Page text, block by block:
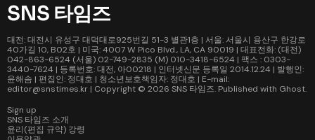
SNS 타임즈
대전: 대전시 유성구 대덕대로925번길 51-3 별관1층 | 서울: 서울시 용산구 한강로
40가길 10, B02호 | 미국: 4007 W Pico Blvd., LA, CA 90019 | 대표전화: (대전)
042-863-6524 (서울) 02-749-2835 (M) 010-3418-6524 | 팩스 : 0303-
3440-7624 | 등록번호: 대전, 아00218 | 인터넷신문 등록일 2014.12.24 | 발행인:
윤해솜 | 편집인: 정대호 | 청소년보호책임자: 정대호 | E-mail:
editor@snstimes.kr | Copyright © 2026 SNS 타임즈. Published with Ghost.
Sign up
SNS 타임즈 소개
윤리(편집 규약) 강령